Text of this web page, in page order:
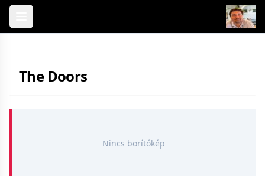
Skip to content
The Doors
Nincs borítókép